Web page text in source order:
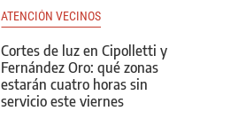
ATENCIÓN VECINOS
Cortes de luz en Cipolletti y
Fernández Oro: qué zonas
estarán cuatro horas sin
servicio este viernes